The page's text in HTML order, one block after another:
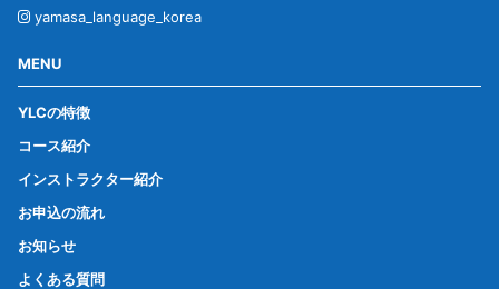
yamasa_language_korea
MENU
YLCの特徴
コース紹介
インストラクター紹介
お申込の流れ
お知らせ
よくある質問